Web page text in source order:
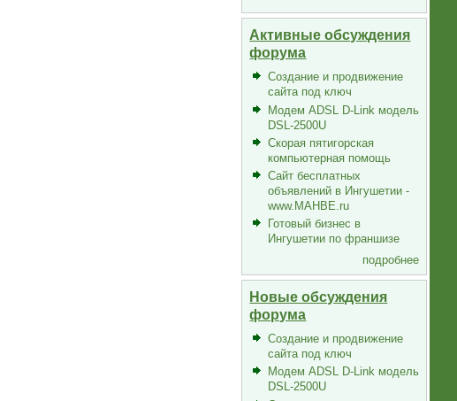
Активные обсуждения
форума
Создание и продвижение
сайта под ключ
Модем ADSL D-Link модель
DSL-2500U
Скорая пятигорская
компьютерная помощь
Сайт бесплатных
объявлений в Ингушетии -
www.MAHBE.ru
Готовый бизнес в
Ингушетии по франшизе
подробнее
Новые обсуждения
форума
Создание и продвижение
сайта под ключ
Модем ADSL D-Link модель
DSL-2500U